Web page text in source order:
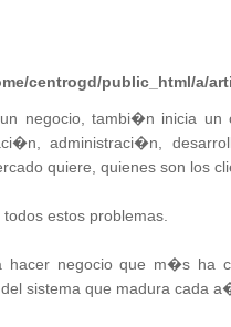
centrogd/public_html/a/
negocio, tambi�n inicia un
administraci�n,
quiere, quienes son los
estos problemas.
hacer negocio que m�s ha
sistema que madura cada